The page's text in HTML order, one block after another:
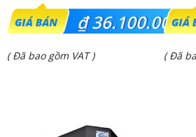
Giá
gốc
là:
₫36.100.000
Giá
( Đã bao gồm VAT )
Giá
gốc
là:
Giá
( Đã